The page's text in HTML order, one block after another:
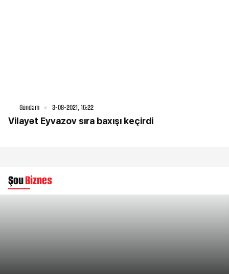
Gündəm 3-08-2021, 16:22
Vilayət Eyvazov sıra baxışı keçirdi
ŞouBiznes